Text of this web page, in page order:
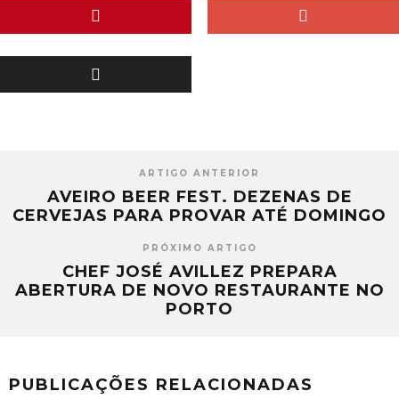
ARTIGO ANTERIOR
AVEIRO BEER FEST. DEZENAS DE
CERVEJAS PARA PROVAR ATÉ DOMINGO
PRÓXIMO ARTIGO
CHEF JOSÉ AVILLEZ PREPARA
ABERTURA DE NOVO RESTAURANTE NO
PORTO
PUBLICAÇÕES RELACIONADAS